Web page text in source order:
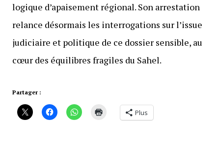
logique d’apaisement régional. Son arrestation
relance désormais les interrogations sur l’issue
judiciaire et politique de ce dossier sensible, au
cœur des équilibres fragiles du Sahel.
Partager :
Plus